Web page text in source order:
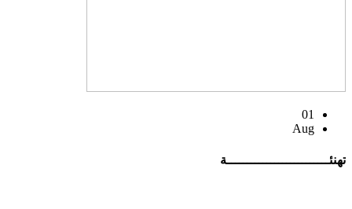
01
Aug
تهنئــــــــــــــــــــــــــة